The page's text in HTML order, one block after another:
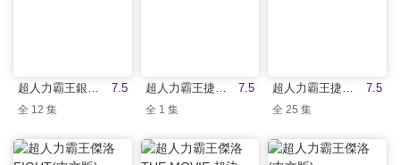
7.5
超人力霸王銀河(中文版)
全 12 集
7.5
超人力霸王捷德 劇場版(中文版)
全 1 集
7.5
超人力霸王捷德(中文版)
全 25 集